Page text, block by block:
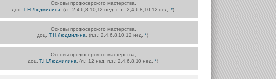
Основы продюсерского мастерства,
доц. Т.Н.Людмилина , (л.: 2,4,6,8,10,12 нед. п.з.: 2,4,6,8,10,12 нед. *)
Основы продюсерского мастерства,
доц. Т.Н.Людмилина , (п.з.: 2,4,6,8,10,12 нед. *)
Основы продюсерского мастерства,
доц. Т.Н.Людмилина , (л.: 12 нед. п.з.: 2,4,6,8,10 нед. *)